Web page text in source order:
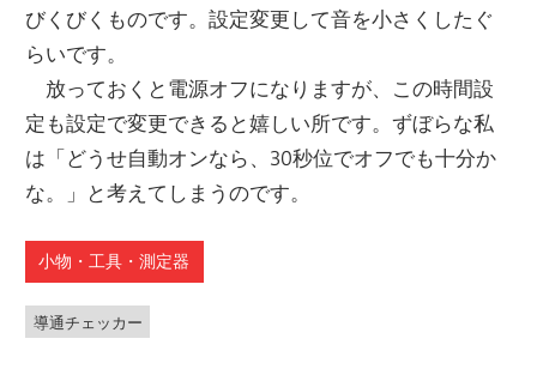
びくびくものです。設定変更して音を小さくしたぐ
らいです。
放っておくと電源オフになりますが、この時間設
定も設定で変更できると嬉しい所です。ずぼらな私
は「どうせ自動オンなら、30秒位でオフでも十分か
な。」と考えてしまうのです。
小物・工具・測定器
導通チェッカー